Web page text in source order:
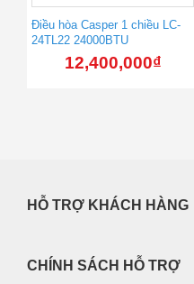
Điều hòa Casper 1 chiều LC-
24TL22 24000BTU
12,400,000₫
HỖ TRỢ KHÁCH HÀNG
CHÍNH SÁCH HỖ TRỢ